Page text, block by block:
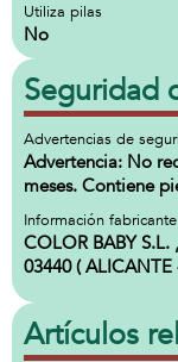
Utiliza pilas
No
Seguridad
Advertencias de
Advertencia: No
meses. Contiene
Información fabricante
COLOR BABY
03440 (
Artículos